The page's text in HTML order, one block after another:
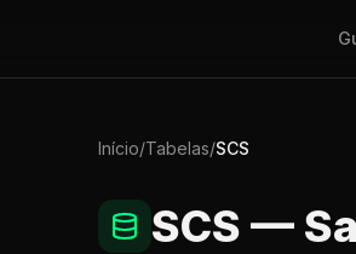
Início/Tabelas/SCS
SCS —